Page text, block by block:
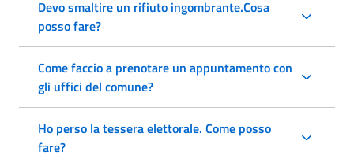
Devo smaltire un rifiuto ingombrante.Cosa
posso fare?
Come faccio a prenotare un appuntamento con
gli uffici del comune?
Ho perso la tessera elettorale. Come posso
fare?